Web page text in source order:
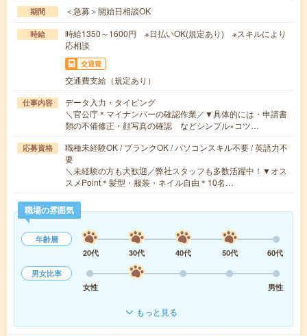
期間 ＜急募＞開始日相談OK
時給
時給1350～1600円 ※日払いOK(規定あり) ※スキルにより
応相談
交通費
交通費支給（規定あり）
仕事内容
データ入力・タイピング
＼官公庁＊マイナンバーの確認作業／▼具体的には・申請書
類の不備修正・顔写真の確認 などシンプル×コツ…
応募資格
職種未経験OK / ブランクOK / パソコンスキル不要 / 英語力不
要
＼未経験の方も大歓迎／弊社スタッフも多数活躍中！▼オス
スメPoint＊髪型・服装・ネイル自由＊10名…
職場の雰囲気
年齢層
20代
30代 40代 50代
60代
男女比率
女性
男性
もっと見る